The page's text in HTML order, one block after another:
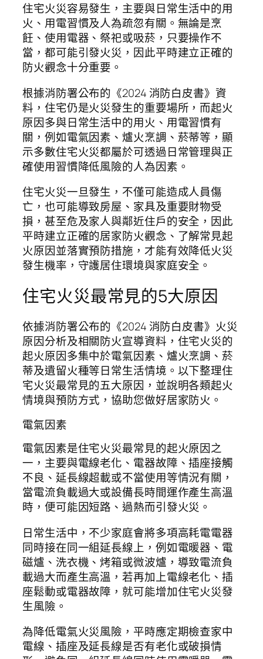
住宅火災容易發生，主要與日常生活中的用
火、用電習慣及人為疏忽有關。無論是烹
飪、使用電器、祭祀或吸菸，只要操作不
當，都可能引發火災，因此平時建立正確的
防火觀念十分重要。
根據消防署公布的《2024 消防白皮書》資
料，住宅仍是火災發生的重要場所，而起火
原因多與日常生活中的用火、用電習慣有
關，例如電氣因素、爐火烹調、菸蒂等，顯
示多數住宅火災都屬於可透過日常管理與正
確使用習慣降低風險的人為因素。
住宅火災一旦發生，不僅可能造成人員傷
亡，也可能導致房屋、家具及重要財物受
損，甚至危及家人與鄰近住戶的安全，因此
平時建立正確的居家防火觀念、了解常見起
火原因並落實預防措施，才能有效降低火災
發生機率，守護居住環境與家庭安全。
住宅火災最常見的5大原因
依據消防署公布的《2024 消防白皮書》火災
原因分析及相關防火宣導資料，住宅火災的
起火原因多集中於電氣因素、爐火烹調、菸
蒂及遺留火種等日常生活情境。以下整理住
宅火災最常見的五大原因，並說明各類起火
情境與預防方式，協助您做好居家防火。
電氣因素
電氣因素是住宅火災最常見的起火原因之
一，主要與電線老化、電器故障、插座接觸
不良、延長線超載或不當使用等情況有關，
當電流負載過大或設備長時間運作產生高溫
時，便可能因短路、過熱而引發火災。
日常生活中，不少家庭會將多項高耗電電器
同時接在同一組延長線上，例如電暖器、電
磁爐、洗衣機、烤箱或微波爐，導致電流負
載過大而產生高溫，若再加上電線老化、插
座鬆動或電器故障，就可能增加住宅火災發
生風險。
為降低電氣火災風險，平時應定期檢查家中
電線、插座及延長線是否有老化或破損情